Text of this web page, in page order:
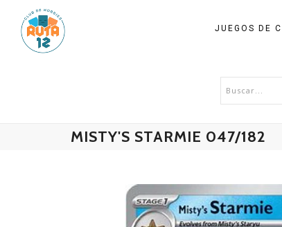
JUEGOS DE
MISTY'S STARMIE 047/182